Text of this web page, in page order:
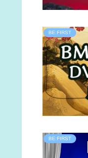
BE:FIRST
BE:FIRST